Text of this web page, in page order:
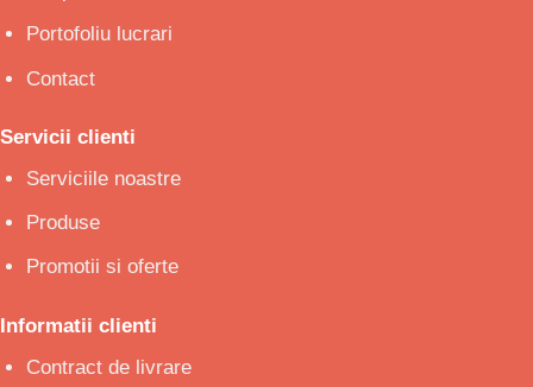
Portofoliu lucrari
Contact
Servicii clienti
Serviciile noastre
Produse
Promotii si oferte
Informatii clienti
Contract de livrare